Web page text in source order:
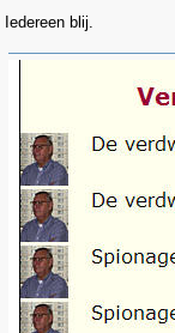
Iedereen blij.